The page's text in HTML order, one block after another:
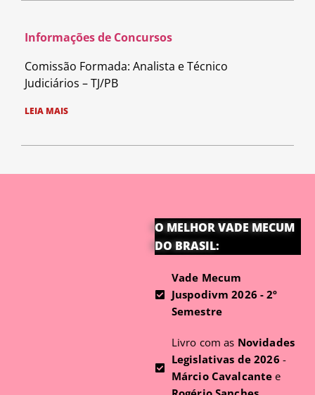
Informações de Concursos
Comissão Formada: Analista e Técnico
Judiciários – TJ/PB
LEIA MAIS
O MELHOR VADE MECUM
DO BRASIL:
Vade Mecum
Juspodivm 2026 - 2º
Semestre
Livro com as Novidades
Legislativas de 2026 -
Márcio Cavalcante e